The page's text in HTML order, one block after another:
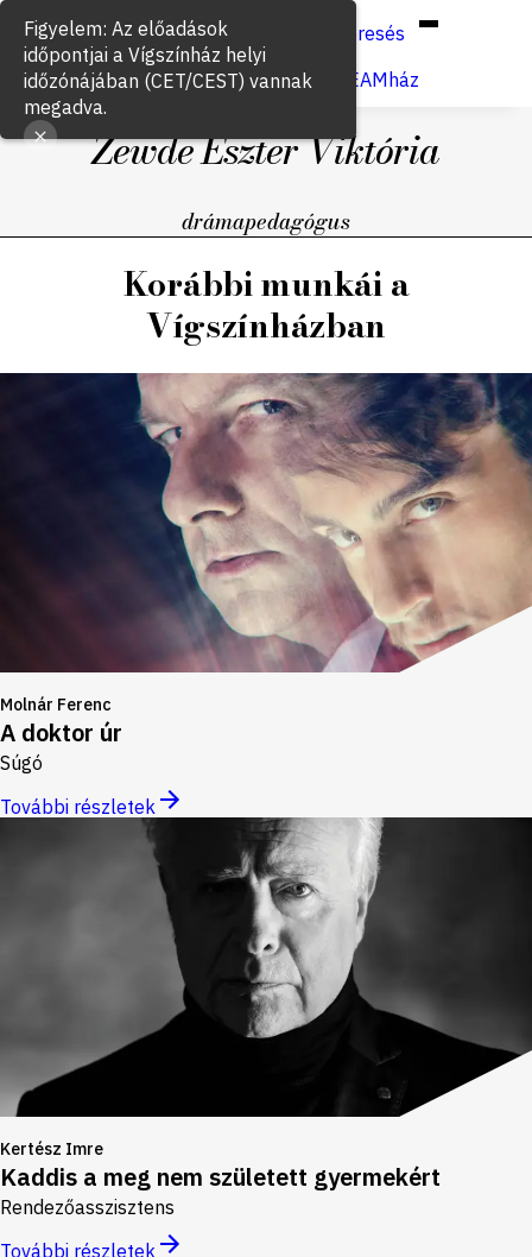
Keresés
Jegyvásárlás
VígSTREAMház
Zewde Eszter Viktória
drámapedagógus
Korábbi munkái a
Vígszínházban
Molnár Ferenc
A doktor úr
Súgó
További részletek
Kertész Imre
Kaddis a meg nem született gyermekért
Rendezőasszisztens
További részletek
Figyelem: Az előadások
időpontjai a Vígszínház helyi
időzónájában (CET/CEST) vannak
megadva.